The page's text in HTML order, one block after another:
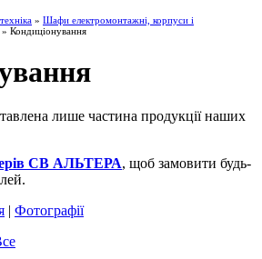
» Шафи електромонтажні, корпуси і
» Кондиціонування
лише частина продукції наших
СВ АЛЬТЕРА, щоб замовити будь-
| Фотографії